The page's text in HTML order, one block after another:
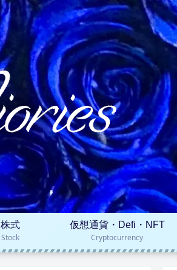
株式
Stock
仮想通貨・Defi・NFT
Cryptocurrency